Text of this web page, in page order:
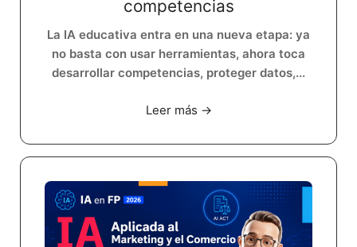
competencias
La IA educativa entra en una nueva etapa: ya
no basta con usar herramientas, ahora toca
desarrollar competencias, proteger datos,...
Leer más →